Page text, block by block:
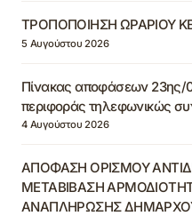
ΤΡΟΠΟΠΟΙΗΣΗ ΩΡΑΡΙΟΥ
5 Αυγούστου 2026
Πίνακας αποφάσεων 23ης/
περιφοράς τηλεφωνικώς
4 Αυγούστου 2026
ΑΠΟΦΑΣΗ ΟΡΙΣΜΟΥ
ΜΕΤΑΒΙΒΑΣΗ
ΑΝΑΠΛΗΡΩΣΗΣ